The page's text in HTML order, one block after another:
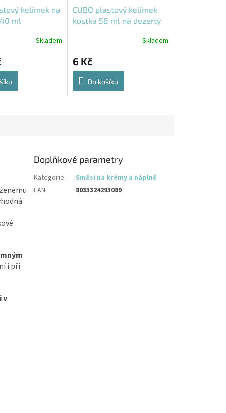
kelímek na
ml
Skladem
CUBO plastový kelímek
kostka 58 ml na dezerty
Skladem
6 Kč
Do košíku
i při
v
Doplňkové parametry
Kategorie:
Směsi na krémy a náplně
EAN: 8033324293089